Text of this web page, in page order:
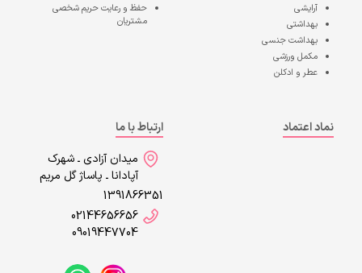
آرایشی
بهداشتی
بهداشت جنسی
مکمل ورزشی
عطر و ادکلن
حفظ و رعایت حریم شخصی
مشتریان
نماد اعتماد
ارتباط با ما
میدان آزادی ـ شهرک
آپادانا ـ پاساژ گل مریم
1391866351
02144656656
09019447704